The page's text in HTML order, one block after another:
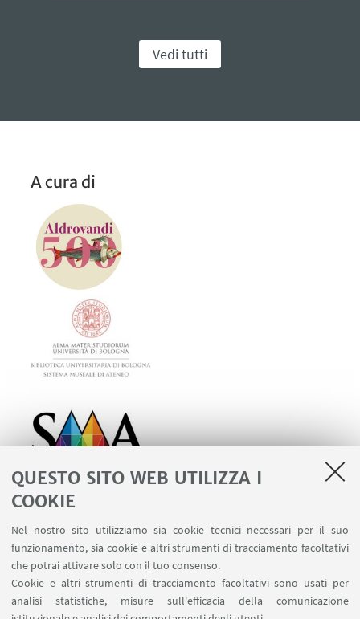
QUESTO SITO WEB UTILIZZA I
COOKIE
Nel nostro sito utilizziamo sia cookie tecnici necessari per il suo
funzionamento, sia cookie e altri strumenti di tracciamento facoltativi
che potrai attivare solo con il tuo consenso.
Cookie e altri strumenti di tracciamento facoltativi sono usati per
analisi statistiche, misure sull'efficacia della comunicazione
Vedi tutti
A cura di
Con il contributo di